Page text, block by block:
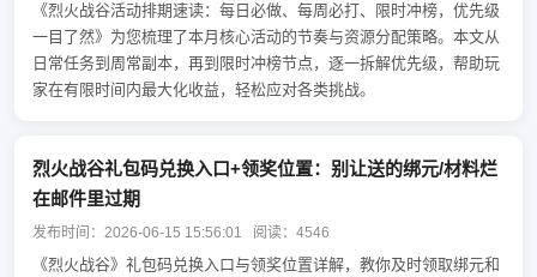
《烈火战谷活动排期速读：每日必做、每周必打、限时冲榜，优先级
一目了然》为您梳理了本月核心活动的节奏与资源分配策略。本文从
日常任务到周常副本，再到限时冲榜节点，逐一拆解优先级，帮助玩
家在有限时间内最大化收益，轻松应对各类挑战。
烈火战谷礼包码兑换入口+领奖位置：别让送的绑元/材料烂
在邮件里过期
发布时间：2026-06-15 15:56:01 阅读：4546
《烈火战谷》礼包码兑换入口与领奖位置详解，教你及时领取绑元和